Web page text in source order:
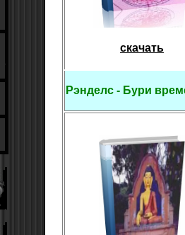
скачать
Рэнделс - Бури